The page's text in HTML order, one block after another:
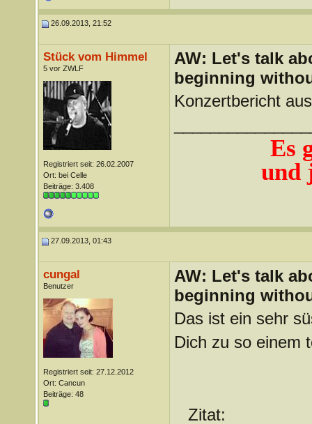
26.09.2013, 21:52
Stück vom Himmel
5 vor ZWLF
Registriert seit: 26.02.2007
Ort: bei Celle
Beiträge: 3.408
AW: Let's talk
beginning
Konzertbericht
Es
und
27.09.2013, 01:43
cungal
Benutzer
Registriert seit: 27.12.2012
Ort: Cancun
Beiträge: 48
AW: Let's talk
beginning
Das ist ein sehr
Dich zu so einem
Zitat: